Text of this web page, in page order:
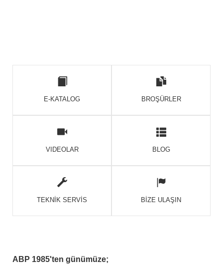
E-KATALOG BROŞÜRLER
VIDEOLAR BLOG
TEKNİK SERVİS BİZE ULAŞIN
ABP 1985'ten günümüze;